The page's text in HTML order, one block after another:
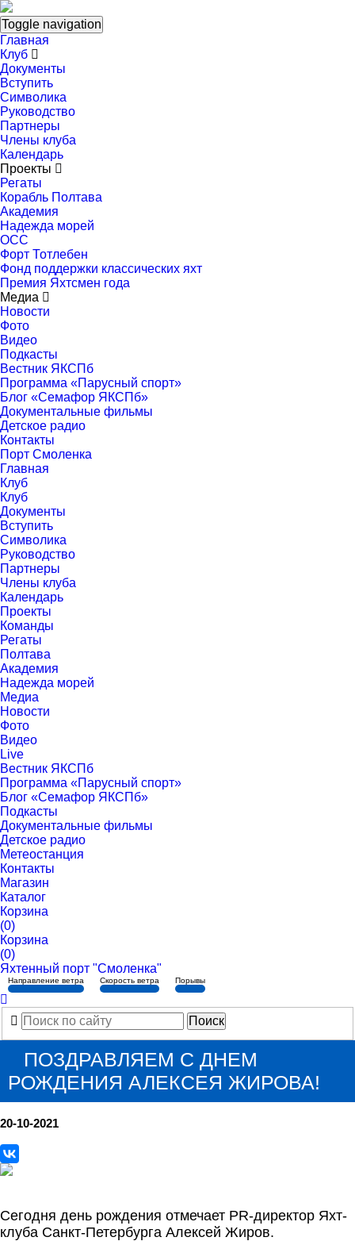
Toggle navigation
Главная
Клуб
Документы
Вступить
Символика
Руководство
Партнеры
Члены клуба
Календарь
Проекты
Регаты
Корабль Полтава
Академия
Надежда морей
ОСС
Форт Тотлебен
Фонд поддержки классических яхт
Премия Яхтсмен года
Медиа
Новости
Фото
Видео
Подкасты
Вестник ЯКСПб
Программа «Парусный спорт»
Блог «Семафор ЯКСПб»
Документальные фильмы
Детское радио
Контакты
Порт Смоленка
Главная
Клуб
Клуб
Документы
Вступить
Символика
Руководство
Партнеры
Члены клуба
Календарь
Проекты
Команды
Регаты
Полтава
Академия
Надежда морей
Медиа
Новости
Фото
Видео
Live
Вестник ЯКСПб
Программа «Парусный спорт»
Блог «Семафор ЯКСПб»
Подкасты
Документальные фильмы
Детское радио
Метеостанция
Контакты
Магазин
Каталог
Корзина
(0)
Корзина
(0)
Яхтенный порт "Смоленка"
Направление ветра Скорость ветра Порывы
ПОЗДРАВЛЯЕМ С ДНЕМ
РОЖДЕНИЯ АЛЕКСЕЯ ЖИРОВА!
20-10-2021
Сегодня день рождения отмечает PR-директор Яхт-
клуба Санкт-Петербурга Алексей Жиров.